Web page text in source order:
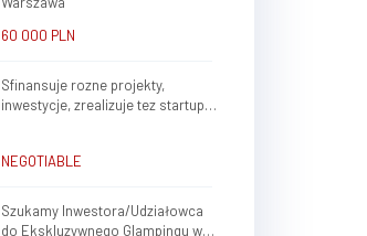
60 000 PLN
Sfinansuje rozne projekty,
inwestycje, zrealizuje tez startup
NEGOTIABLE
Szukamy Inwestora/Udziałowca
do Ekskluzywnego Glampingu w